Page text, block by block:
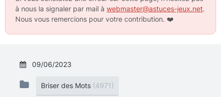
à nous la signaler par mail à webmaster@astuces-jeux.net.
Nous vous remercions pour votre contribution. ❤️
09/06/2023
Briser des Mots (4971)